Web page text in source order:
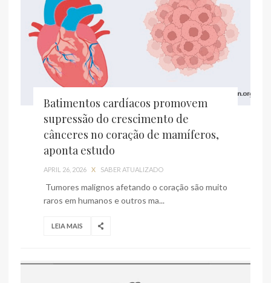
Batimentos cardíacos promovem
supressão do crescimento de
cânceres no coração de mamíferos,
aponta estudo
APRIL 26, 2026 X SABER ATUALIZADO
Tumores malignos afetando o coração são muito
raros em humanos e outros ma...
LEIA MAIS